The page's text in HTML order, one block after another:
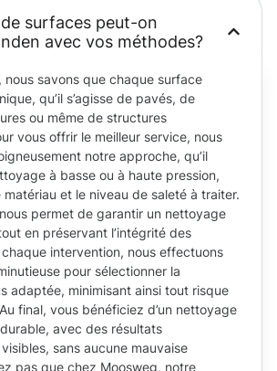
surfaces peut-on
avec vos méthodes?
nous savons que chaque surface
qu’il s’agisse de pavés, de
ou même de structures
vous offrir le meilleur service, nous
notre approche, qu’il
à basse ou à haute pression,
et le niveau de saleté à traiter.
permet de garantir un nettoyage
en préservant l’intégrité des
intervention, nous effectuons
pour sélectionner la
adaptée, minimisant ainsi tout risque
final, vous bénéficiez d’un nettoyage
avec des résultats
sans aucune mauvaise
pas que chez Moosweg, notre